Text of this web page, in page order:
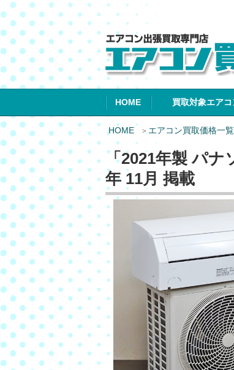
エアコン買
HOME 買取対象エアコ
HOME エアコン買取価格一覧
「2021年製 パナ
年 11月 掲載